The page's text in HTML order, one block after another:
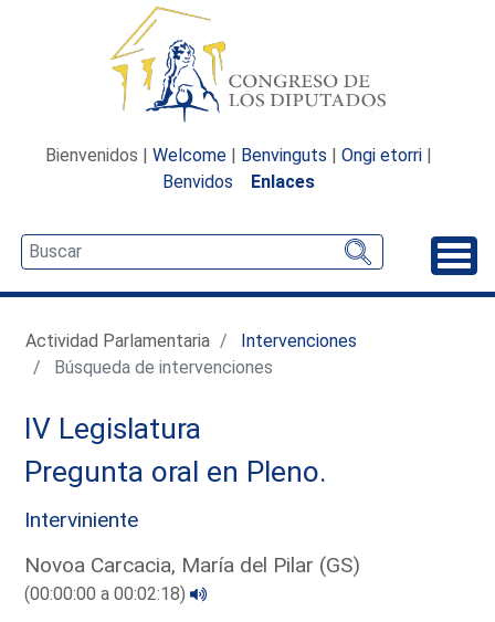
Bienvenidos | Welcome | Benvinguts | Ongi etorri |
Benvidos
Enlaces
Actividad Parlamentaria
Intervenciones
Búsqueda de intervenciones
IV Legislatura
Pregunta oral en Pleno.
Interviniente
Novoa Carcacia, María del Pilar (GS)
(00:00:00 a 00:02:18)